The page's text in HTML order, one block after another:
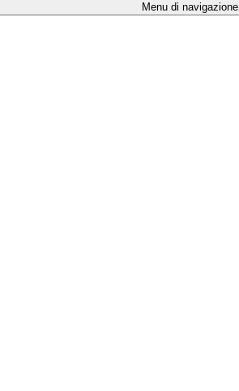
Menu di navigazione